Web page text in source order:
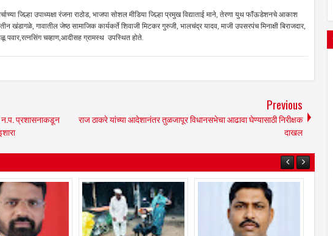
जिल्हा उपाध्यक्षा रंजना राठोड, भाजपा सोशल मीडिया जिल्हा प्रमुख विद्याताई माने, तेरणा युथ फाॅंऊडेशनचे आकाश
खंडागळे, गावातील जेष्ठ सामाजिक कार्यकर्ते शिवाजी मिटकर गुरुजी, भालचंद्र यादव, माजी उपसरपंच मिनाक्षी बिराजदार,
पवार,रत्नसिंग चव्हाण,आदीसह ग्रामस्थ उपस्थित होते.
न.प. प्रशासनाकडून
Previous
राज ठाकरे यांच्या आदेशानंतर तुळजापूर विधानसभेचा आढावा घेण्यासाठी निरीक्षक
दाखल